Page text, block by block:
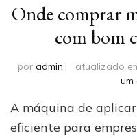
Onde comprar
com bom
por admin atualizado
um
A máquina de
eficiente para